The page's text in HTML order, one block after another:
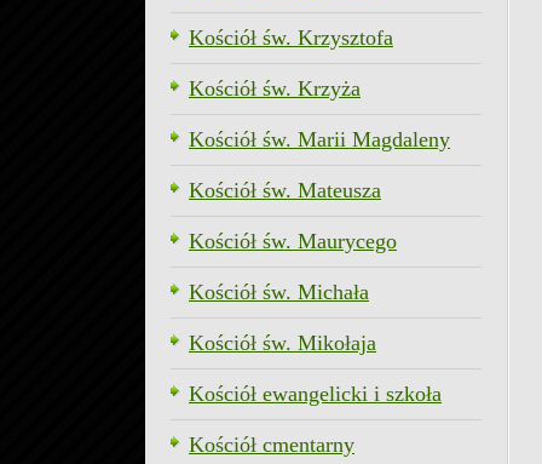
Kościół św. Krzysztofa
Kościół św. Krzyża
Kościół św. Marii Magdaleny
Kościół św. Mateusza
Kościół św. Maurycego
Kościół św. Michała
Kościół św. Mikołaja
Kościół ewangelicki i szkoła
Kościół cmentarny